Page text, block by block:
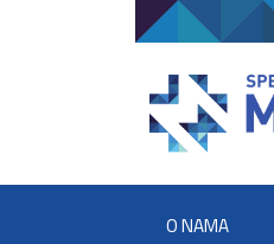
O NAMA